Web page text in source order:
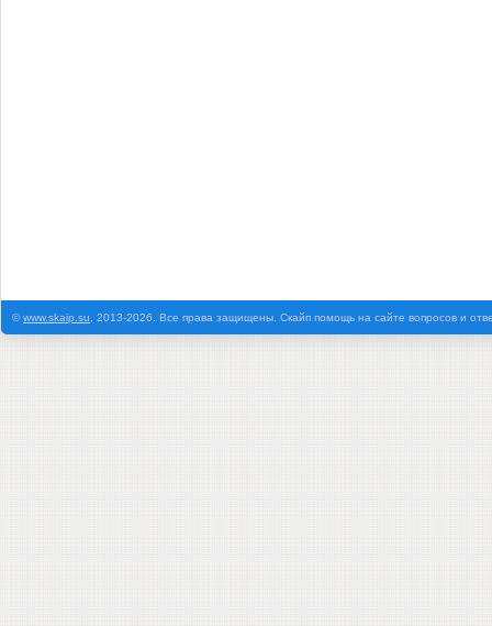
©www.skaip.su , 2013-2026. Все права защищены. Скайп помощь на сайте вопросов и